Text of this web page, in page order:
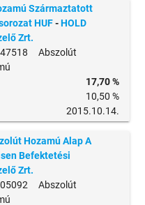
Származtatott
HUF-HOLD
Zrt.
Abszolút
17,70 %
10,50 %
2015.10.14.
Hozamú Alap A
Befektetési
Zrt.
Abszolút